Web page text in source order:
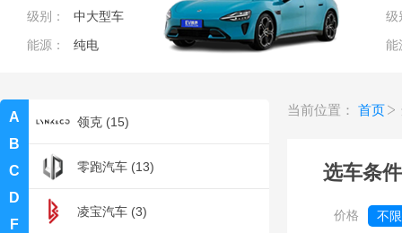
级别：
中大型车
能源：
纯电
级
能
A
B
C
D
F
领克 (15)
零跑汽车 (13)
凌宝汽车 (3)
当前位置： 首页
选车条件
价格 不限